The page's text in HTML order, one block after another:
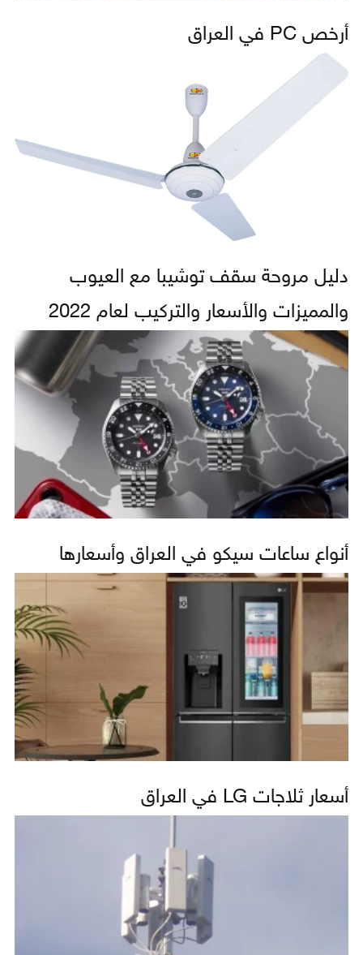
أرخص PC في العراق
دليل مروحة سقف توشيبا مع العيوب
والمميزات والأسعار والتركيب لعام 2022
أنواع ساعات سيكو في العراق وأسعارها
أسعار ثلاجات LG في العراق